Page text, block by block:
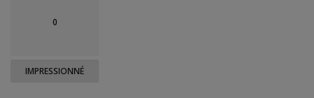
0
IMPRESSIONNÉ